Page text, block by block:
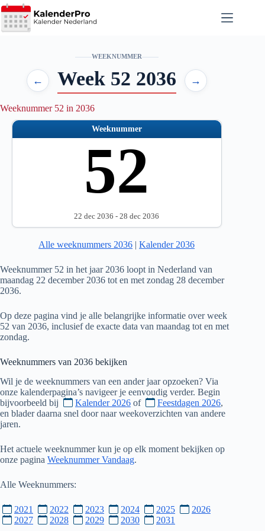
Ga
naar
de
WEEKNUMMER
← Week 52 2036 →
Weeknummer 52 in 2036
Weeknummer
52
22 dec 2036 - 28 dec 2036
Alle weeknummers 2036 |Kalender 2036
Weeknummer 52 in het jaar 2036 loopt in Nederland van
maandag 22 december 2036 tot en met zondag 28 december
2036.
Op deze pagina vind je alle belangrijke informatie over week
52 van 2036, inclusief de exacte data van maandag tot en met
zondag.
Weeknummers van 2036 bekijken
Wil je de weeknummers van een ander jaar opzoeken? Via
onze kalenderpagina’s navigeer je eenvoudig verder. Begin
bijvoorbeeld bij
Kalender 2026 of Feestdagen 2026,
en blader daarna snel door naar weekoverzichten van andere
jaren.
Het actuele weeknummer kun je op elk moment bekijken op
onze pagina Weeknummer Vandaag.
Alle Weeknummers:
2021 2022 2023 2024 2025
2026
2027
2028 2029 2030 2031